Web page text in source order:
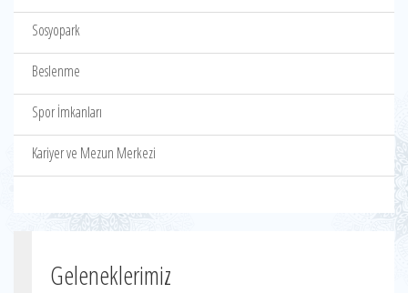
Sosyopark
Beslenme
Spor İmkanları
Kariyer ve Mezun Merkezi
Geleneklerimiz